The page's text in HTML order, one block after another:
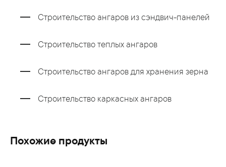
Строительство ангаров из сэндвич-панелей
Строительство теплых ангаров
Строительство ангаров для хранения зерна
Строительство каркасных ангаров
Похожие продукты